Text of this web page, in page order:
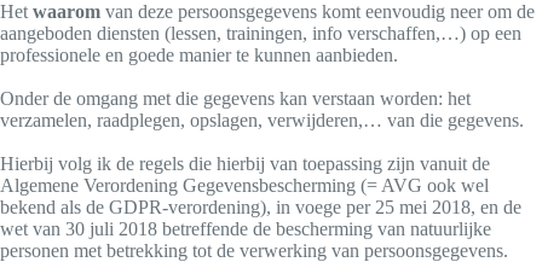
Het waarom van deze persoonsgegevens komt eenvoudig neer om de
aangeboden diensten (lessen, trainingen, info verschaffen,…) op een
professionele en goede manier te kunnen aanbieden.
Onder de omgang met die gegevens kan verstaan worden: het
verzamelen, raadplegen, opslagen, verwijderen,… van die gegevens.
Hierbij volg ik de regels die hierbij van toepassing zijn vanuit de
Algemene Verordening Gegevensbescherming (= AVG ook wel
bekend als de GDPR-verordening), in voege per 25 mei 2018, en de
wet van 30 juli 2018 betreffende de bescherming van natuurlijke
personen met betrekking tot de verwerking van persoonsgegevens.